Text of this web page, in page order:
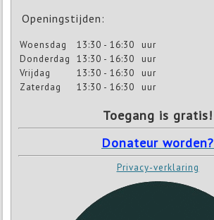
Openingstijden:
Woensdag 13:30 - 16:30
uur
Donderdag
13:30 - 16:30
uur
Vrijdag
13:30 - 16:30
uur
Zaterdag
13:30 - 16:30 uur
Toegang is gratis!
Donateur worden?
Privacy-verklaring